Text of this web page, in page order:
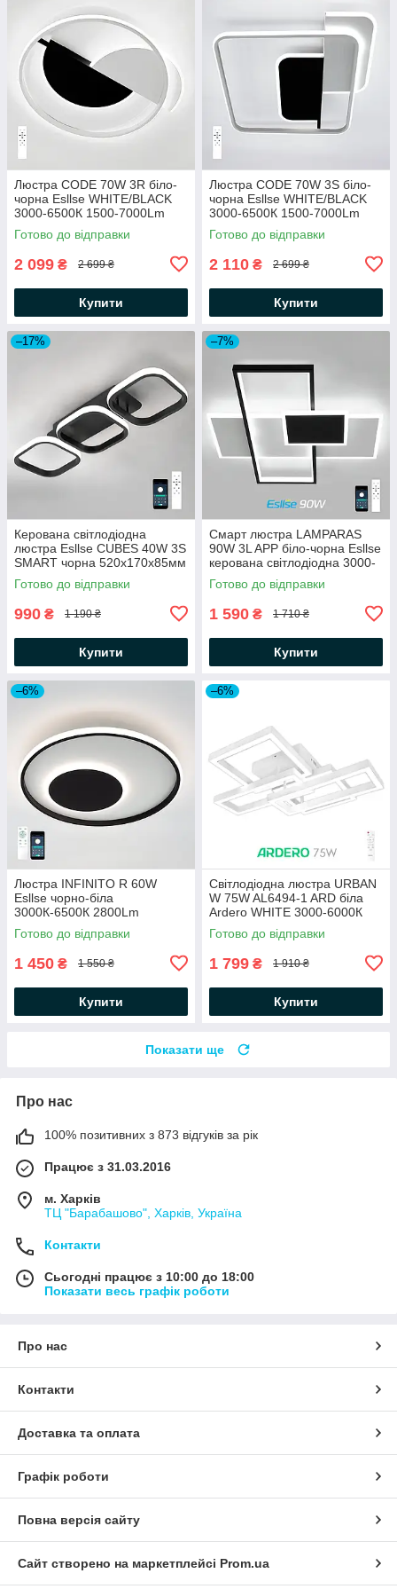
Люстра CODE 70W 3R біло-
чорна Esllse WHITE/BLACK
3000-6500К 1500-7000Lm
світлодіодна з пультом
550×550×55мм 220V
Готово до відправки
2 099 ₴ 2 699 ₴
Купити
Люстра CODE 70W 3S біло-
чорна Esllse WHITE/BLACK
3000-6500К 1500-7000Lm
світлодіодна з пультом
500×490×55мм 220V
Готово до відправки
2 110 ₴ 2 699 ₴
Купити
–17%
Керована світлодіодна
люстра Esllse CUBES 40W 3S
SMART чорна 520x170x85мм
з пультом і додатком для
смартфону APP
Готово до відправки
990 ₴ 1 190 ₴
Купити
–7%
Смарт люстра LAMPARAS
90W 3L APP бiло-чорна Esllse
керована світлодіодна 3000-
6000К 9000Lm
500×500×70мм
Готово до відправки
1 590 ₴ 1 710 ₴
Купити
–6%
Люстра INFINITO R 60W
Esllse чорно-біла
3000К-6500К 2800Lm
світлодіодна керована з
пультом ДК Ø472x54мм
Готово до відправки
1 450 ₴ 1 550 ₴
Купити
–6%
Світлодіодна люстра URBAN
W 75W AL6494-1 ARD біла
Ardero WHITE 3000-6000К
4500Lm с пультом ДУ
560х480х135мм
Готово до відправки
1 799 ₴ 1 910 ₴
Купити
Показати ще
Про нас
100% позитивних з 873 відгуків за рік
Працює з 31.03.2016
м. Харків
ТЦ "Барабашово", Харків, Україна
Контакти
Сьогодні працює з 10:00 до 18:00
Показати весь графік роботи
Про нас
Контакти
Доставка та оплата
Графік роботи
Повна версія сайту
Сайт створено на маркетплейсі Prom.ua